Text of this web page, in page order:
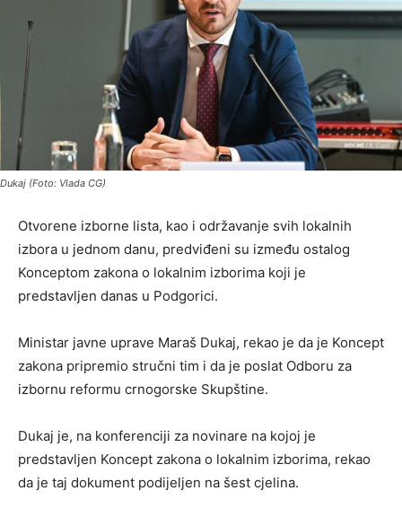
Dukaj (Foto: Vlada CG)
Otvorene izborne lista, kao i održavanje svih lokalnih
izbora u jednom danu, predviđeni su između ostalog
Konceptom zakona o lokalnim izborima koji je
predstavljen danas u Podgorici.
Ministar javne uprave Maraš Dukaj, rekao je da je Koncept
zakona pripremio stručni tim i da je poslat Odboru za
izbornu reformu crnogorske Skupštine.
Dukaj je, na konferenciji za novinare na kojoj je
predstavljen Koncept zakona o lokalnim izborima, rekao
da je taj dokument podijeljen na šest cjelina.